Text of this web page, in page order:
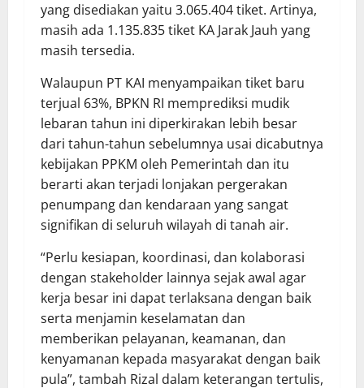
yang disediakan yaitu 3.065.404 tiket. Artinya,
masih ada 1.135.835 tiket KA Jarak Jauh yang
masih tersedia.
Walaupun PT KAI menyampaikan tiket baru
terjual 63%, BPKN RI memprediksi mudik
lebaran tahun ini diperkirakan lebih besar
dari tahun-tahun sebelumnya usai dicabutnya
kebijakan PPKM oleh Pemerintah dan itu
berarti akan terjadi lonjakan pergerakan
penumpang dan kendaraan yang sangat
signifikan di seluruh wilayah di tanah air.
“Perlu kesiapan, koordinasi, dan kolaborasi
dengan stakeholder lainnya sejak awal agar
kerja besar ini dapat terlaksana dengan baik
serta menjamin keselamatan dan
memberikan pelayanan, keamanan, dan
kenyamanan kepada masyarakat dengan baik
pula”, tambah Rizal dalam keterangan tertulis,